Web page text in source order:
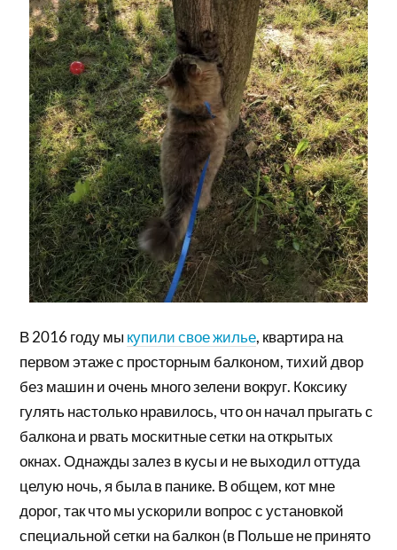
В 2016 году мы купили свое жилье, квартира на
первом этаже с просторным балконом, тихий двор
без машин и очень много зелени вокруг. Коксику
гулять настолько нравилось, что он начал прыгать с
балкона и рвать москитные сетки на открытых
окнах. Однажды залез в кусы и не выходил оттуда
целую ночь, я была в панике. В общем, кот мне
дорог, так что мы ускорили вопрос с установкой
специальной сетки на балкон (в Польше не принято